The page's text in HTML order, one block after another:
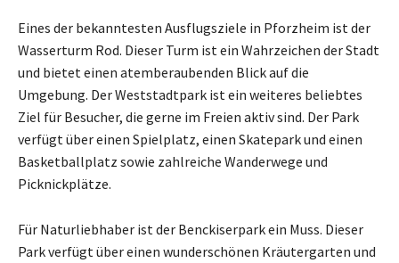
Eines der bekanntesten Ausflugsziele in Pforzheim ist der
Wasserturm Rod. Dieser Turm ist ein Wahrzeichen der Stadt
und bietet einen atemberaubenden Blick auf die
Umgebung. Der Weststadtpark ist ein weiteres beliebtes
Ziel für Besucher, die gerne im Freien aktiv sind. Der Park
verfügt über einen Spielplatz, einen Skatepark und einen
Basketballplatz sowie zahlreiche Wanderwege und
Picknickplätze.
Für Naturliebhaber ist der Benckiserpark ein Muss. Dieser
Park verfügt über einen wunderschönen Kräutergarten und